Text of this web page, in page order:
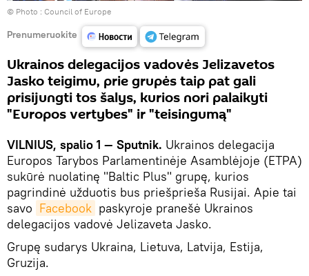
© Photo : Council of Europe
Prenumeruokite
Ukrainos delegacijos vadovės Jelizavetos
Jasko teigimu, prie grupės taip pat gali
prisijungti tos šalys, kurios nori palaikyti
"Europos vertybes" ir "teisingumą"
VILNIUS, spalio 1 — Sputnik. Ukrainos delegacija
Europos Tarybos Parlamentinėje Asamblėjoje (ETPA)
sukūrė nuolatinę "Baltic Plus" grupę, kurios
pagrindinė užduotis bus priešprieša Rusijai. Apie tai
savo Facebook paskyroje pranešė Ukrainos
delegacijos vadovė Jelizaveta Jasko.
Grupę sudarys Ukraina, Lietuva, Latvija, Estija,
Gruzija.